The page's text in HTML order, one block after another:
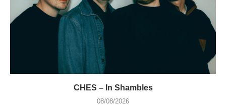
CHES – In Shambles
08/08/2026